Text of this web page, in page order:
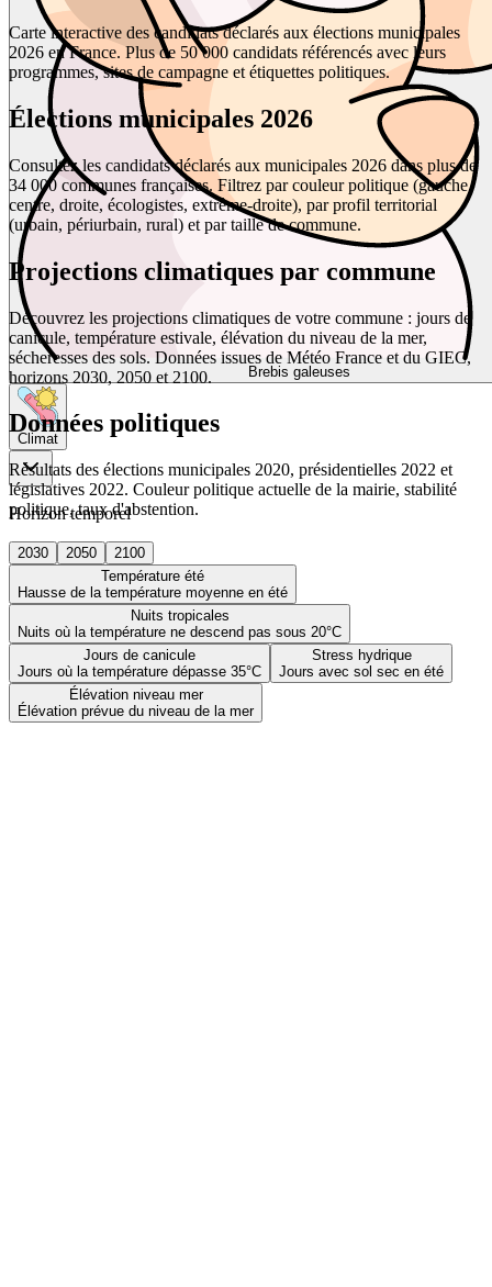
Brebis galeuses
Climat
Horizon temporel
2030 2050
2100
Température été
Hausse de la température moyenne en été
Nuits tropicales
Nuits où la température ne descend pas sous 20°C
Jours de canicule
Jours où la température dépasse 35°C
Stress hydrique
Jours avec sol sec en été
Élévation niveau mer
Élévation prévue du niveau de la mer
Carte interactive des candidats déclarés aux élections municipales
2026 en France. Plus de 50 000 candidats référencés avec leurs
programmes, sites de campagne et étiquettes politiques.
Élections municipales 2026
Consultez les candidats déclarés aux municipales 2026 dans plus de
34 000 communes françaises. Filtrez par couleur politique (gauche,
centre, droite, écologistes, extrême-droite), par profil territorial
(urbain, périurbain, rural) et par taille de commune.
Projections climatiques par commune
Découvrez les projections climatiques de votre commune : jours de
canicule, température estivale, élévation du niveau de la mer,
sécheresses des sols. Données issues de Météo France et du GIEC,
horizons 2030, 2050 et 2100.
Données politiques
Résultats des élections municipales 2020, présidentielles 2022 et
législatives 2022. Couleur politique actuelle de la mairie, stabilité
politique, taux d'abstention.